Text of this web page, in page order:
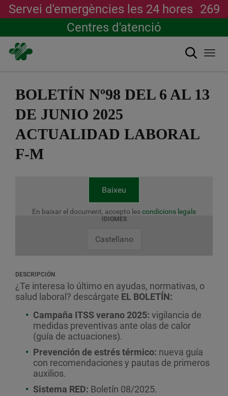
contingut
Servei d'emergències les 24 hores 269
Centres d'atenció
Cerca
BOLETÍN Nº98 DEL 6 AL 13
DE JUNIO 2025
ACTUALIDAD LABORAL
F-M
Baixeu
En baixar el document, accepto lescondicions legals
IDIOMES
Castellano
DESCRIPCIÓN
¿Te interesa lo último en ayudas, normativas, o
salud laboral? descárgate EL BOLETÍN:
Campaña ITSS verano 2025: vigilancia de
medidas preventivas ante olas de calor
(guía de actuaciones).
Prevención de estrés térmico: nueva guía
con recomendaciones y pautas de primeros
auxilios.
Sistema RED: Boletín 08/2025.